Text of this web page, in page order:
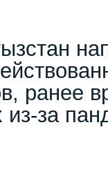
ранее
из-за